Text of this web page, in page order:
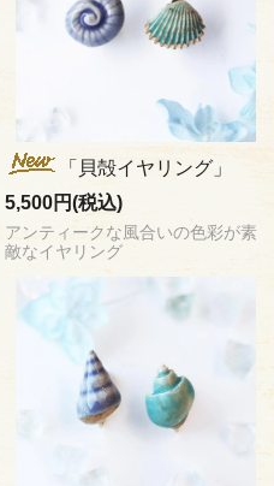
「貝殻イヤリング」
5,500円(税込)
アンティークな風合いの色彩が素
敵なイヤリング